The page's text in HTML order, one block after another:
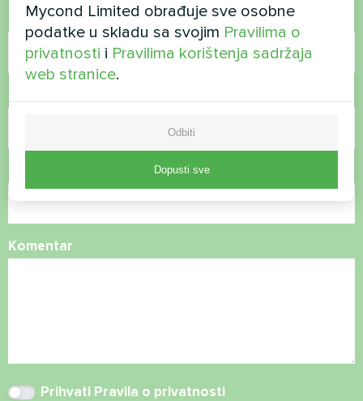
Ime
Komentar
Prihvati Pravila o privatnosti
Mycond Limited obrađuje sve osobne
podatke u skladu sa svojim Pravilima o
privatnosti i Pravilima korištenja sadržaja
web stranice.
Odbiti
Dopusti sve